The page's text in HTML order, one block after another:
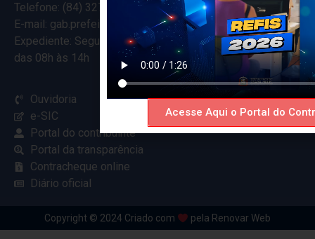
Telefone: (84) 3274-5916
E-mail: gab.prefeitocearamirim@gmail.com
Expediente: Segunda à Sexta
das 08h às 14h
Ouvidoria
e-SIC
Portal do contribuinte
Portal da transparência
Contracheque online
Diário oficial
Copyright © 2024 Criado com pela Renovar Web
Acesse Aqui o Portal do